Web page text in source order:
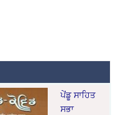
ਪੇਂਡੂ ਸਾਹਿਤ
ਸਭਾ